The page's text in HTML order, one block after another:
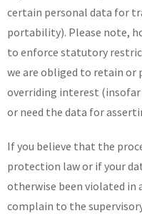
certain personal data for
portability). Please note,
to enforce statutory
we are obliged to retain or
overriding interest (insofar
or need the data for
If you believe that the
protection law or if your
otherwise been violated in
complain to the